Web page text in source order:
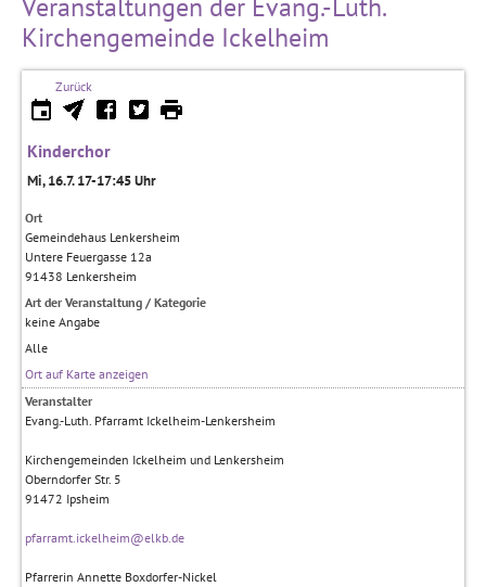
Veranstaltungen der Evang.-Luth.
Kirchengemeinde Ickelheim
Zurück
Kinderchor
Mi, 16.7. 17-17:45 Uhr
Ort
Gemeindehaus Lenkersheim
Untere Feuergasse 12a
91438 Lenkersheim
Art der Veranstaltung / Kategorie
keine Angabe
Alle
Ort auf Karte anzeigen
Veranstalter
Evang.-Luth. Pfarramt Ickelheim-Lenkersheim
Kirchengemeinden Ickelheim und Lenkersheim
Oberndorfer Str. 5
91472 Ipsheim
pfarramt.ickelheim@elkb.de
Pfarrerin Annette Boxdorfer-Nickel